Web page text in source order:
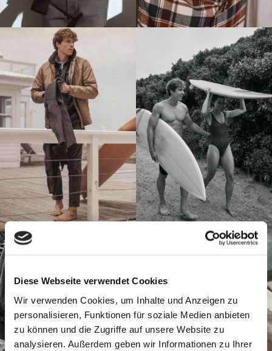
Diese Webseite verwendet Cookies
Wir verwenden Cookies, um Inhalte und Anzeigen zu
personalisieren, Funktionen für soziale Medien anbieten
zu können und die Zugriffe auf unsere Website zu
analysieren. Außerdem geben wir Informationen zu Ihrer